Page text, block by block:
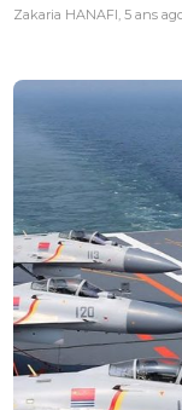
Zakaria HANAFI, 5 ans